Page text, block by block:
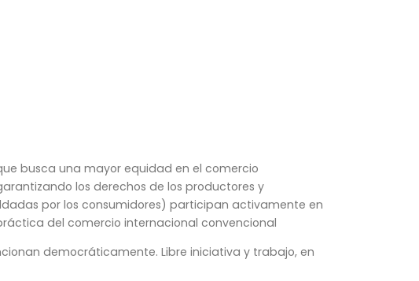
busca una mayor equidad en el comercio
los derechos de los productores y
por los consumidores) participan activamente en
del comercio internacional convencional
democráticamente. Libre iniciativa y trabajo, en